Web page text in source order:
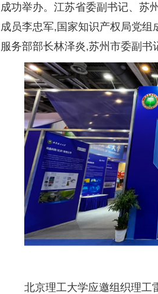
成功举办。江苏省委副书记、苏
成员李忠军,国家知识产权局党
服务部部长林泽炎,苏州市委副书
北京理工大学应邀组织理工